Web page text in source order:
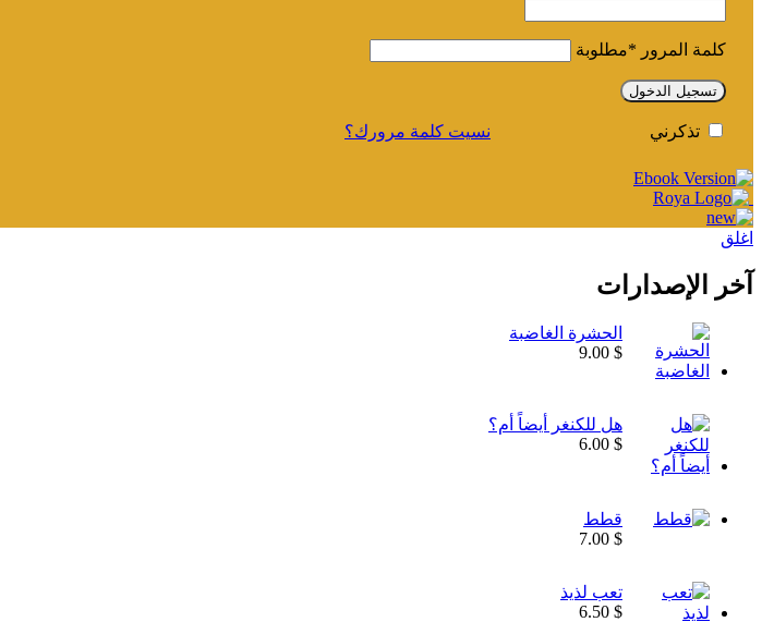
كلمة المرور *مطلوبة
تسجيل الدخول
نسيت كلمة مرورك؟ تذكرني
اغلق
آخر الإصدارات
الحشرة الغاضبة
9.00 $
هل للكنغر أيضاً أم؟
6.00 $
قطط
7.00 $
تعب لذيذ
6.50 $